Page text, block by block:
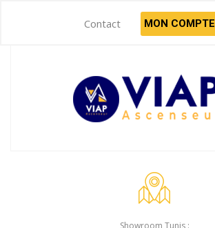
Contact MON COMPTE
Showroom Tunis :